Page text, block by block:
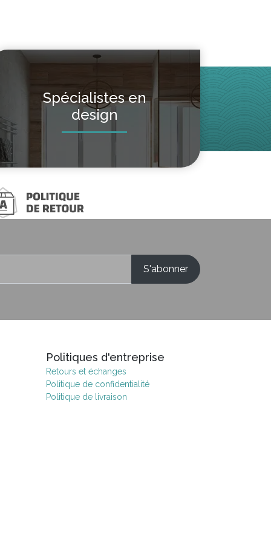
Spécialistes en
design
Politiques d'entreprise
Retours et échanges
Politique de confidentialité
Politique de livraison